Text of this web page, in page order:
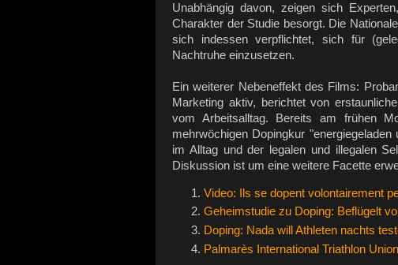
Unabhängig davon, zeigen sich
Charakter der Studie besorgt. Die
sich indessen verpflichtet, sich für
Nachtruhe einzusetzen.
Ein weiterer Nebeneffekt des Films:
Marketing aktiv, berichtet von
vom Arbeitsalltag. Bereits am frühen
mehrwöchigen Dopingkur
im Alltag und der legalen und illegalen
Diskussion ist um eine weitere Facette
Video: Ils se dopent volontairement
Geheimstudie zu Doping: Beflügelt
Doping: Nada will Athleten nachts
Palmarès International Triathlon